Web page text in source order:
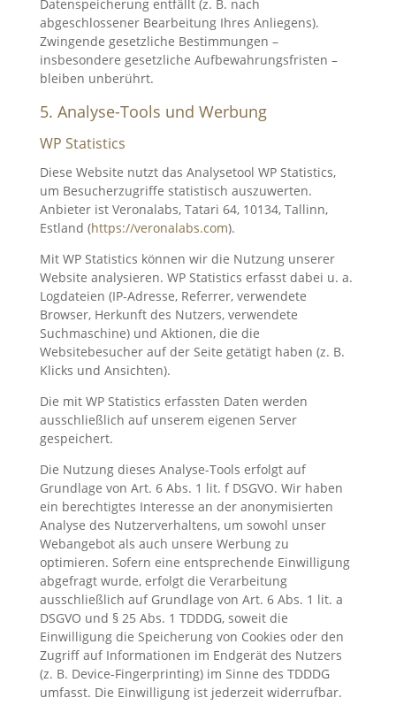
Datenspeicherung entfällt (z. B. nach
abgeschlossener Bearbeitung Ihres Anliegens).
Zwingende gesetzliche Bestimmungen –
insbesondere gesetzliche Aufbewahrungsfristen –
bleiben unberührt.
5. Analyse-Tools und Werbung
WP Statistics
Diese Website nutzt das Analysetool WP Statistics,
um Besucherzugriffe statistisch auszuwerten.
Anbieter ist Veronalabs, Tatari 64, 10134, Tallinn,
Estland (https://veronalabs.com).
Mit WP Statistics können wir die Nutzung unserer
Website analysieren. WP Statistics erfasst dabei u. a.
Logdateien (IP-Adresse, Referrer, verwendete
Browser, Herkunft des Nutzers, verwendete
Suchmaschine) und Aktionen, die die
Websitebesucher auf der Seite getätigt haben (z. B.
Klicks und Ansichten).
Die mit WP Statistics erfassten Daten werden
ausschließlich auf unserem eigenen Server
gespeichert.
Die Nutzung dieses Analyse-Tools erfolgt auf
Grundlage von Art. 6 Abs. 1 lit. f DSGVO. Wir haben
ein berechtigtes Interesse an der anonymisierten
Analyse des Nutzerverhaltens, um sowohl unser
Webangebot als auch unsere Werbung zu
optimieren. Sofern eine entsprechende Einwilligung
abgefragt wurde, erfolgt die Verarbeitung
ausschließlich auf Grundlage von Art. 6 Abs. 1 lit. a
DSGVO und § 25 Abs. 1 TDDDG, soweit die
Einwilligung die Speicherung von Cookies oder den
Zugriff auf Informationen im Endgerät des Nutzers
(z. B. Device-Fingerprinting) im Sinne des TDDDG
umfasst. Die Einwilligung ist jederzeit widerrufbar.